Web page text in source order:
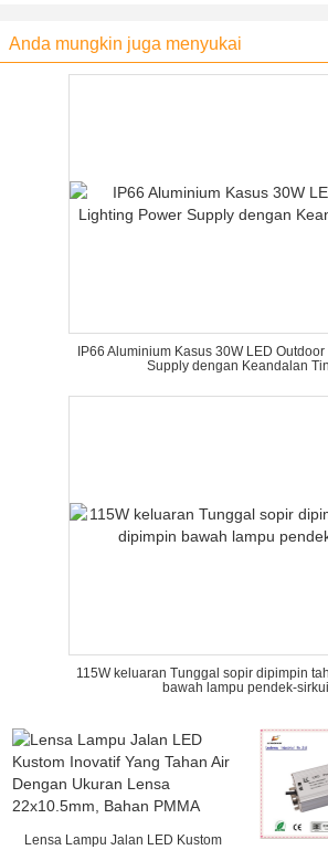
Anda mungkin juga menyukai
IP66 Aluminium Kasus 30W LED
Supply dengan Keandalan
115W keluaran Tunggal sopir dipimpin
bawah lampu pendek-
Lensa Lampu Jalan LED Kustom